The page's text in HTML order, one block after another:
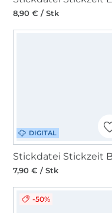
8,90 € / Stk
DIGITAL
7,90 € / Stk
-50%